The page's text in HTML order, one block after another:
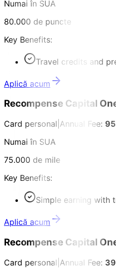
Numai în SUA
80.000 de puncte
Key Benefits:
Travel credits and
Aplică acum
Recompense Capital
Card personal Annual Fee:
Numai în SUA
75.000 de mile
Key Benefits:
Simple earning with
Aplică acum
Recompense Capital
Card personal Annual Fee: